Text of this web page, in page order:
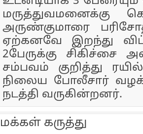
அருண்குமாரை
ஏற்கனவே இறந்து
2பேருக்கு சிகிச்சை
சம்பவம் குறித்து
நிலைய போலீசார்
நடத்தி வருகின்றனர்.
மக்கள் கருத்து